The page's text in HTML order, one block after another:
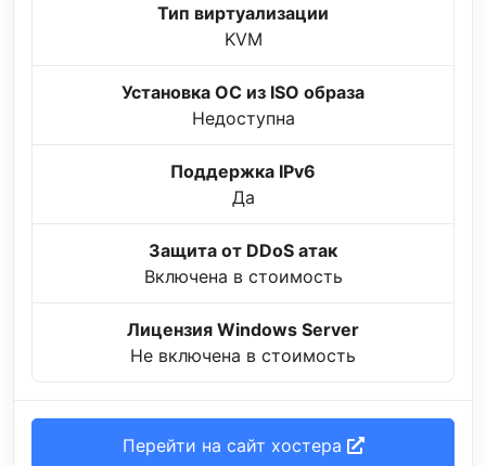
Тип виртуализации
KVM
Установка ОС из ISO образа
Недоступна
Поддержка IPv6
Да
Защита от DDoS атак
Включена в стоимость
Лицензия Windows Server
Не включена в стоимость
Перейти на сайт хостера